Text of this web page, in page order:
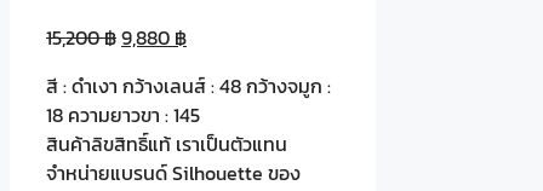
15,200฿9,880 ฿
สี : ดำเงา กว้างเลนส์ : 48 กว้างจมูก :
18 ความยาวขา : 145
สินค้าลิขสิทธิ์แท้ เราเป็นตัวแทน
จำหน่ายแบรนด์ Silhouette ของ